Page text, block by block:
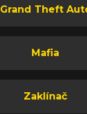
Grand Theft
Mafia
Zaklínač